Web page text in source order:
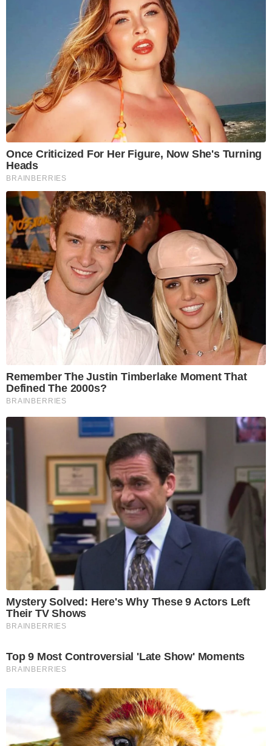
Once Criticized For Her Figure, Now She's Turning
Heads
BRAINBERRIES
Remember The Justin Timberlake Moment That
Defined The 2000s?
BRAINBERRIES
Mystery Solved: Here's Why These 9 Actors Left
Their TV Shows
BRAINBERRIES
Top 9 Most Controversial 'Late Show' Moments
BRAINBERRIES